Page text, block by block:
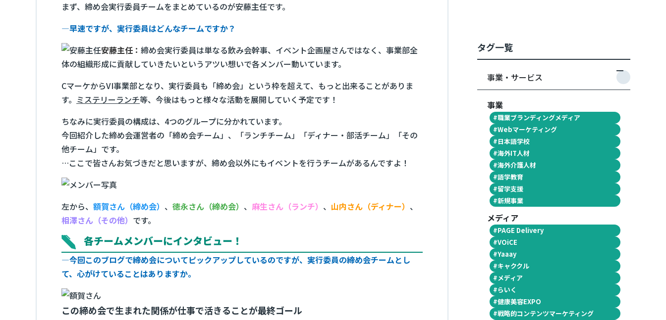
まず、締め会実行委員チームをまとめているのが安藤主任です。
―早速ですが、実行委員はどんなチームですか？
安藤主任： 締め会実行委員は単なる飲み会幹事、イベント企画屋さんではなく、事業部全
体の組織形成に貢献していきたいというアツい想いで各メンバー動いています。
CマーケからVI事業部となり、実行委員も「締め会」という枠を超えて、もっと出来ることがありま
す。 ミステリーランチ等、今後はもっと様々な活動を展開していく予定です！
ちなみに実行委員の構成は、4つのグループに分かれています。
今回紹介した締め会運営者の「締め会チーム」、「ランチチーム」「ディナー・部活チーム」「その
他チーム」です。
…ここで皆さんお気づきだと思いますが、締め会以外にもイベントを行うチームがあるんですよ！
左から、 額賀さん（締め会） 、 徳永さん（締め会） 、 麻生さん（ランチ） 、 山内さん（ディナー） 、
相澤さん（その他） です。
各チームメンバーにインタビュー！
―今回このブログで締め会についてピックアップしているのですが、実行委員の締め会チームとし
て、心がけていることはありますか。
この締め会で生まれた関係が仕事で活きることが最終ゴール
タグ一覧
事業・サービス
事業
#職業ブランディングメディア
#Webマーケティング
#日本語学校
#海外IT人材
#海外介護人材
#語学教育
#留学支援
#新規事業
メディア
#PAGE Delivery
#VOiCE
#Yaaay
#キャククル
#メディア
#らいく
#健康美容EXPO
#戦略的コンテンツマーケティング